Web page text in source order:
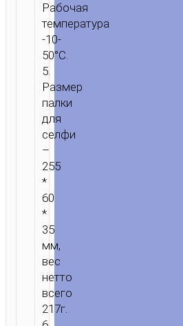
ПУЛЬТОМ
УПРАВЛЕНИЯ
Рабочая
температура
-10-
50°С.
5.
Размер
палки
для
селфи
–
255
*
60
*
35
мм,
вес
нетто
всего
217г.